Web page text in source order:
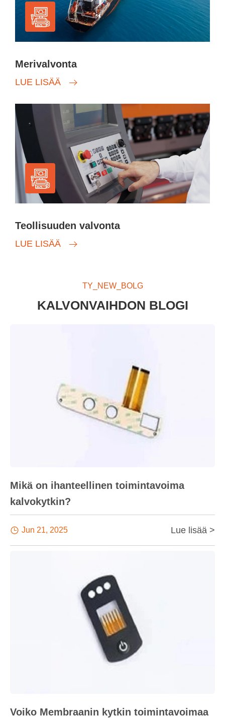
Merivalvonta
LUE LISÄÄ
Teollisuuden valvonta
LUE LISÄÄ
TY_NEW_BOLG
KALVONVAIHDON BLOGI
Mikä on ihanteellinen toimintavoima
kalvokytkin?
 Jun 21, 2025 Lue lisää >
Voiko Membraanin kytkin toimintavoimaa